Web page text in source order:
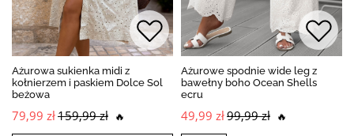
Ażurowa sukienka midi z
kołnierzem i paskiem Dolce Sol
beżowa
79,99 zł159,99 zł 🔥
Ażurowe spodnie wide leg z
bawełny boho Ocean Shells
ecru
49,99 zł99,99 zł 🔥